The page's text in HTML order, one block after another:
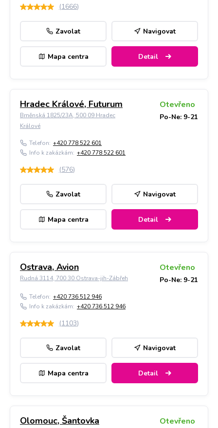
(1666)
Zavolat Navigovat
Mapa centra Detail
Hradec Králové, Futurum
Brněnská 1825/23A, 500 09 Hradec
Králové
Otevřeno
Po-Ne: 9-21
Telefon: +420 778 522 601
Info k zakázkám: +420 778 522 601
(576)
Zavolat Navigovat
Mapa centra Detail
Ostrava, Avion
Rudná 3114, 700 30 Ostrava-jih-Zábřeh
Otevřeno
Po-Ne: 9-21
Telefon: +420 736 512 946
Info k zakázkám: +420 736 512 946
(1103)
Zavolat Navigovat
Mapa centra Detail
Olomouc, Šantovka Otevřeno